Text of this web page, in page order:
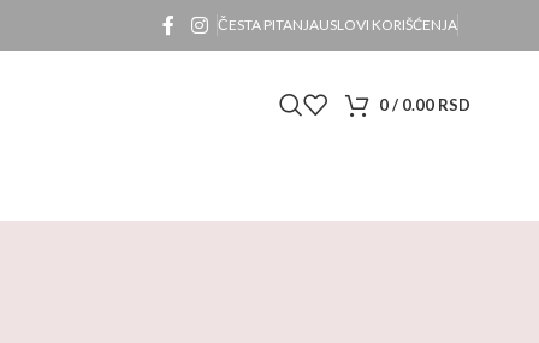
ČESTA PITANJAUSLOVI KORIŠĆENJA
0/ 0.00RSD